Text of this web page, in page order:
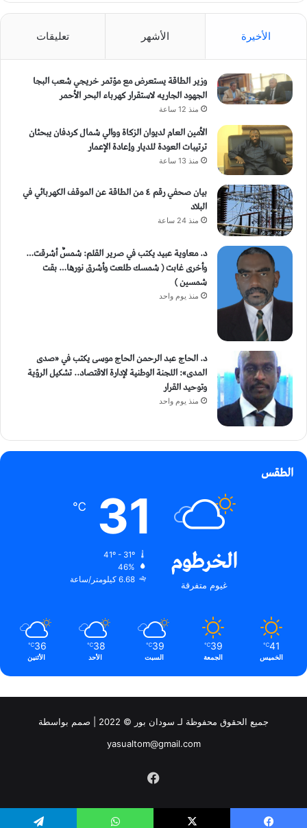
الأخيرة الأشهر تعليقات
وزير الطاقة يستعرض مع مؤتمر خريجي شعب البجا
الجهود الجاريه لاستقرار كهرباء البحر الأحمر
منذ 12 ساعة
الأمين العام لديوان الزكاة ووالي شمال كردفان يبحثان
ترتيبات العودة للديار وإعادة الإعمار
منذ 13 ساعة
بيان صحفي رقم ٤ من الطاقة ​عن الموقف الكهربائي في
البلاد
منذ 24 ساعة
د. معاوية عبيد يكتب في صرير القلم: شمسٌ أشرقت…
وأخرى غابت ( شمسك طلعت وأشرق نورها… بقت
شمسين )
منذ يوم واحد
د. الحاج عبد الرحمن الحاج موسى يكتب في «صدى
المدى»: اللجنة الوطنية لإدارة الاقتصاد.. تشكيل الرؤية
وتوحيد القرار
منذ يوم واحد
الطقس
الخرطوم
غيوم متفرقة
31
℃
46%
6.68 كيلومتر/ساعة
41
℃
الخميس
39
℃
الجمعة
39
℃
السبت
38
℃
الأحد
36
℃
الأثنين
جميع الحقوق محفوظة لـ سودان بور © 2022 | صمم بواسطة
yasualtom@gmail.com